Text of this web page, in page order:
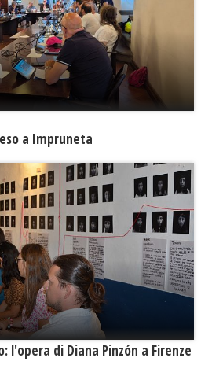
a Impruneta
l'opera di Diana Pinzón a Firenze